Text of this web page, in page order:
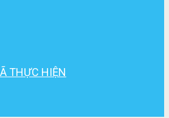
THỰC HIỆN